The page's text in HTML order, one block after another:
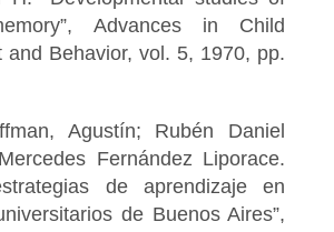
Advances in Child
and Behavior, vol. 5, 1970, pp.
Agustín; Rubén Daniel
Fernández Liporace.
de aprendizaje en
de Buenos Aires”,